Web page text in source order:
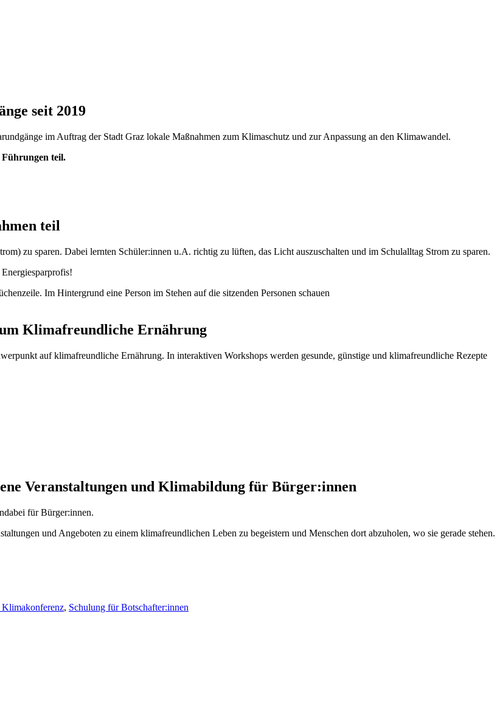
seit 2019
im Auftrag der Stadt Graz lokale Maßnahmen zum Klimaschutz und zur Anpassung an den Klimawandel.
Führungen teil.
teil
zu sparen. Dabei lernten Schüler:innen u.A. richtig zu lüften, das Licht auszuschalten und im Schulalltag Strom zu sparen.
Klimafreundliche Ernährung
auf klimafreundliche Ernährung. In interaktiven Workshops werden gesunde, günstige und klimafreundliche Rezepte
Veranstaltungen und Klimabildung für Bürger:innen
für Bürger:innen.
und Angeboten zu einem klimafreundlichen Leben zu begeistern und Menschen dort abzuholen, wo sie gerade stehen.
, Schulung für Botschafter:innen